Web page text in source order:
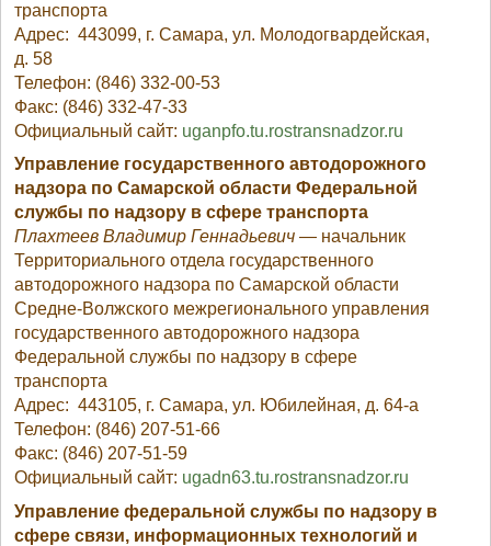
транспорта
Адрес: 443099, г. Самара, ул. Молодогвардейская,
д. 58
Телефон: (846) 332-00-53
Факс: (846) 332-47-33
Официальный сайт: uganpfo.tu.rostransnadzor.ru
Управление государственного автодорожного
надзора по Самарской области Федеральной
службы по надзору в сфере транспорта
Плахтеев Владимир Геннадьевич — начальник
Территориального отдела государственного
автодорожного надзора по Самарской области
Средне-Волжского межрегионального управления
государственного автодорожного надзора
Федеральной службы по надзору в сфере
транспорта
Адрес: 443105, г. Самара, ул. Юбилейная, д. 64-а
Телефон: (846) 207-51-66
Факс: (846) 207-51-59
Официальный сайт: ugadn63.tu.rostransnadzor.ru
Управление федеральной службы по надзору в
сфере связи, информационных технологий и